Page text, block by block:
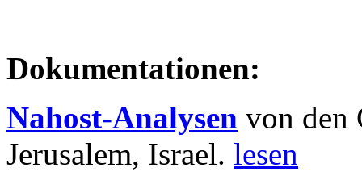
Dokumentationen:
Nahost-Analysen von den
Jerusalem, Israel. lesen